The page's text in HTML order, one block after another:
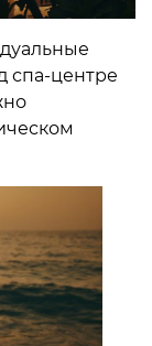
спа-центре